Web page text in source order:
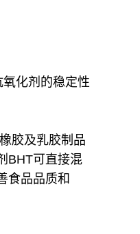
化剂的稳定性
胶及乳胶制品
BHT可直接混
食品品质和